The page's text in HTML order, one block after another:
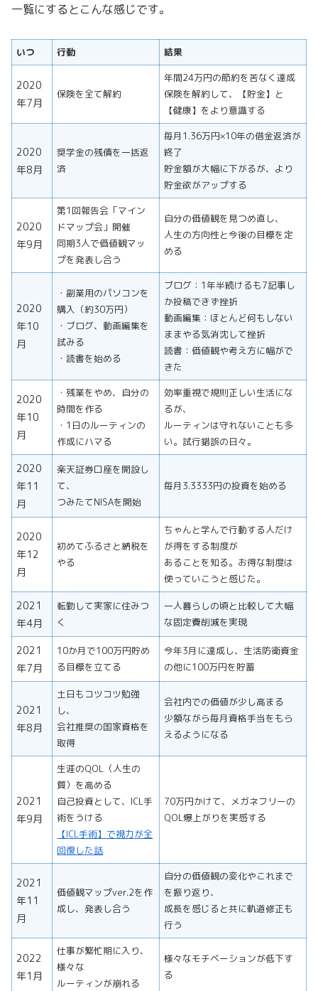
一覧にするとこんな感じです。
いつ 行動 結果
2020
年7月
保険を全て解約
年間24万円の節約を苦なく達成
保険を解約して、【貯金】と
【健康】をより意識する
2020
年8月
奨学金の残債を一括返
済
毎月1.36万円×10年の借金返済が
終了
貯金額が大幅に下がるが、より
貯金欲がアップする
2020
年9月
第1回報告会「マイン
ドマップ会」開催
同期3人で価値観マッ
プを発表し合う
自分の価値観を見つめ直し、
人生の方向性と今後の目標を定
める
2020
年10
月
・副業用のパソコンを
購入（約30万円）
・ブログ、動画編集を
試みる
・読書を始める
ブログ：1年半続けるも7記事し
か投稿できず挫折
動画編集：ほとんど何もしない
ままやる気消沈して挫折
読書：価値観や考え方に幅がで
きた
2020
年10
月
・残業をやめ、自分の
時間を作る
・1日のルーティンの
作成にハマる
効率重視で規則正しい生活にな
るが、
ルーティンは守れないことも多
い。試行錯誤の日々。
2020
年11
月
楽天証券口座を開設し
て、
つみたてNISAを開始
毎月3.3333円の投資を始める
2020
年12
月
初めてふるさと納税を
やる
ちゃんと学んで行動する人だけ
が得をする制度が
あることを知る。お得な制度は
使っていこうと感じた。
2021
年4月
転勤して実家に住みつ
く
一人暮らしの頃と比較して大幅
な固定費削減を実現
2021
年7月
10か月で100万円貯め
る目標を立てる
今年3月に達成し、生活防衛資金
の他に100万円を貯蓄
2021
年8月
土日もコツコツ勉強
し、
会社推奨の国家資格を
取得
会社内での価値が少し高まる
少額ながら毎月資格手当をもら
えるようになる
2021
年9月
生涯のQOL（人生の
質）を高める
自己投資として、ICL手
術をうける
【ICL手術】で視力が全
回復した話
70万円かけて、メガネフリーの
QOL爆上がりを実感する
2021
年11
月
価値観マップver.2を作
成し、発表し合う
自分の価値観の変化やこれまで
を振り返り、
成長を感じると共に軌道修正も
行う
2022
年1月
仕事が繁忙期に入り、
様々な
ルーティンが崩れる
様々なモチベーションが低下す
る